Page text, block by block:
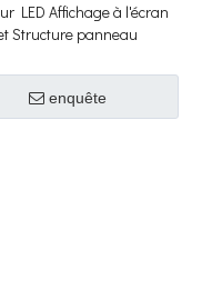
LED Affichage à l'écran
Structure panneau
enquête